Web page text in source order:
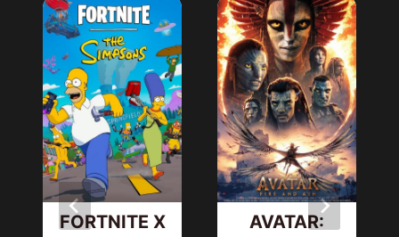
FORTNITE X
AVATAR: